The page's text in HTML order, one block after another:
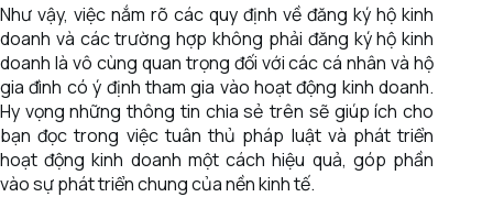
Như vậy, việc nắm rõ các quy định về đăng ký hộ kinh
doanh và các trường hợp không phải đăng ký hộ kinh
doanh là vô cùng quan trọng đối với các cá nhân và hộ
gia đình có ý định tham gia vào hoạt động kinh doanh.
Hy vọng những thông tin chia sẻ trên sẽ giúp ích cho
bạn đọc trong việc tuân thủ pháp luật và phát triển
hoạt động kinh doanh một cách hiệu quả, góp phần
vào sự phát triển chung của nền kinh tế.